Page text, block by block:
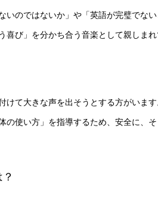
のではないか」や「英語が完璧でな
び」を分かち合う音楽として親しまれ
て大きな声を出そうとする方がいま
の使い方」を指導するため、安全に、